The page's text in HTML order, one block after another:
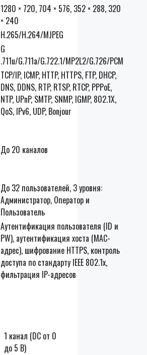
1280 × 720, 704 × 576, 352 × 288, 320
× 240
H.265/H.264/MJPEG
G
.711u/G.711a/G.722.1/MP2L2/G.726/PCM
TCP/IP, ICMP, HTTP, HTTPS, FTP, DHCP,
DNS, DDNS, RTP, RTSP, RTCP, PPPoE,
NTP, UPnP, SMTP, SNMP, IGMP, 802.1X,
QoS, IPv6, UDP, Bonjour
До 20 каналов
До 32 пользователей, 3 уровня:
Администратор, Оператор и
Пользователь
Аутентификация пользователя (ID и
PW), аутентификация хоста (MAC-
адрес), шифрование HTTPS, контроль
доступа по стандарту IEEE 802.1x,
фильтрация IP-адресов
1 канал (DC от 0
до 5 В)